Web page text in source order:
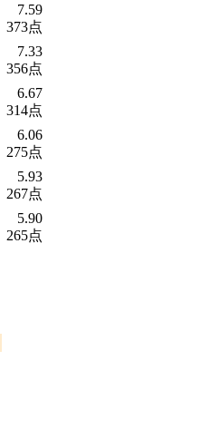
7.59
373点
7.33
356点
6.67
314点
6.06
275点
5.93
267点
5.90
265点